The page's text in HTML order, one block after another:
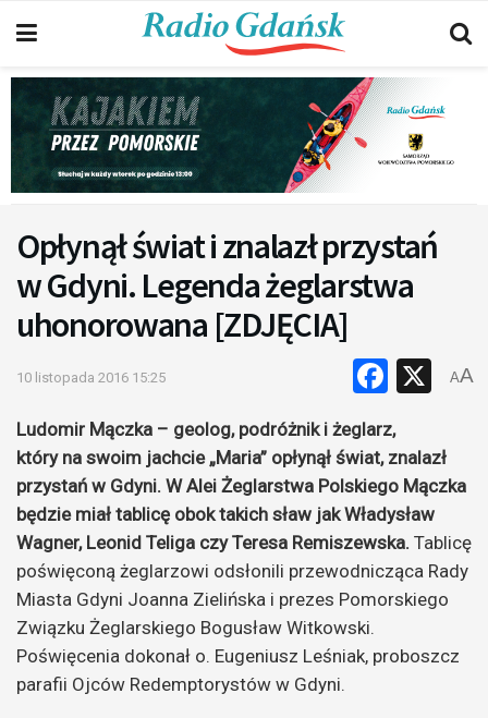
Opłynął świat i znalazł przystań
w Gdyni. Legenda żeglarstwa
uhonorowana [ZDJĘCIA]
10 listopada 2016 15:25 X
AA
Ludomir Mączka – geolog, podróżnik i żeglarz,
który na swoim jachcie „Maria” opłynął świat, znalazł
przystań w Gdyni. W Alei Żeglarstwa Polskiego Mączka
będzie miał tablicę obok takich sław jak Władysław
Wagner, Leonid Teliga czy Teresa Remiszewska. Tablicę
poświęconą żeglarzowi odsłonili przewodnicząca Rady
Miasta Gdyni Joanna Zielińska i prezes Pomorskiego
Związku Żeglarskiego Bogusław Witkowski.
Poświęcenia dokonał o. Eugeniusz Leśniak, proboszcz
parafii Ojców Redemptorystów w Gdyni.